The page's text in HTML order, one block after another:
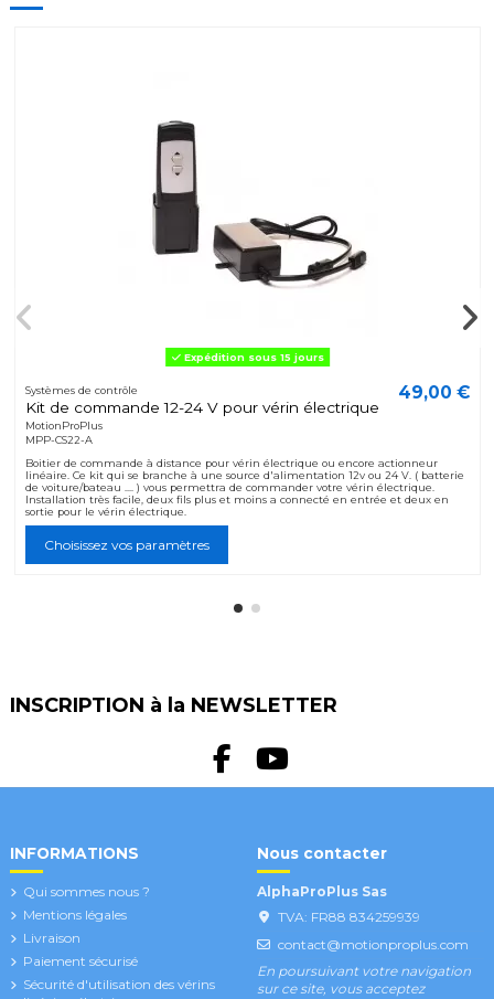
Expédition sous 15 jours
Systèmes de contrôle
Kit de commande 12-24 V pour vérin électrique
MotionProPlus
MPP-CS22-A
49,00 €
Boitier de commande à distance pour vérin électrique ou encore actionneur
linéaire. Ce kit qui se branche à une source d'alimentation 12v ou 24 V. ( batterie
de voiture/bateau .... ) vous permettra de commander votre vérin électrique.
Installation très facile, deux fils plus et moins a connecté en entrée et deux en
sortie pour le vérin électrique.
Choisissez vos paramètres
INSCRIPTION à la NEWSLETTER
INFORMATIONS
Qui sommes nous ?
Mentions légales
Livraison
Paiement sécurisé
Sécurité d'utilisation des vérins
Nous contacter
AlphaProPlus Sas
TVA: FR88 834259939
contact@motionproplus.com
En poursuivant votre navigation
sur ce site, vous acceptez